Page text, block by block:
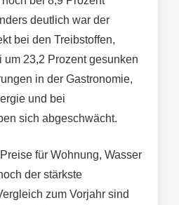
deutlich war der
bei den Treibstoffen,
um 23,2 Prozent gesunken
in der Gastronomie,
und bei
sich abgeschwächt.
für Wohnung, Wasser
der stärkste
zum Vorjahr sind